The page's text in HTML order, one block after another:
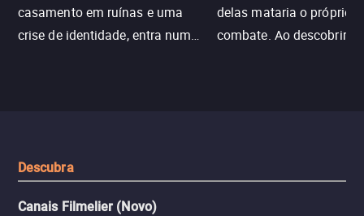
casamento em ruínas e uma
crise de identidade, entra num
delas mataria o próprio
combate. Ao descobrir a
Descubra
Canais Filmelier (Novo)